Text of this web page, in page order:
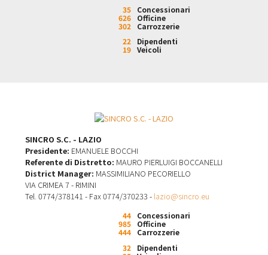
35
Concessionari
626
Officine
302
Carrozzerie
22
Dipendenti
19 Veicoli
SINCRO S.C. - LAZIO
Presidente: EMANUELE BOCCHI
Referente di Distretto: MAURO PIERLUIGI BOCCANELLI
District Manager: MASSIMILIANO PECORIELLO
VIA CRIMEA 7 - RIMINI
Tel. 0774/378141 - Fax 0774/370233 - lazio@sincro.eu
44
Concessionari
985
Officine
444
Carrozzerie
32
Dipendenti